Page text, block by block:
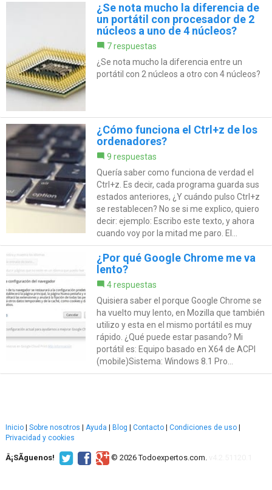
¿Se nota mucho la diferencia de
un portátil con procesador de 2
núcleos a uno de 4 núcleos?
7 respuestas
¿Se nota mucho la diferencia entre un
portátil con 2 núcleos a otro con 4 núcleos?
¿Cómo funciona el Ctrl+z de los
ordenadores?
9 respuestas
Quería saber como funciona de verdad el
Ctrl+z. Es decir, cada programa guarda sus
estados anteriores, ¿Y cuándo pulso Ctrl+z
se restablecen? No se si me explico, quiero
decir: ejemplo: Escribo este texto, y ahora
cuando voy por la mitad me paro. El...
¿Por qué Google Chrome me va
lento?
4 respuestas
Quisiera saber el porque Google Chrome se
ha vuelto muy lento, en Mozilla que también
utilizo y esta en el mismo portátil es muy
rápido. ¿Qué puede estar pasando? Mi
portátil es: Equipo basado en X64 de ACPI
(mobile)Sistema: Windows 8.1 Pro...
Inicio | Sobre nosotros | Ayuda | Blog | Contacto | Condiciones de uso |
Privacidad y cookies
Â¡SÃ­guenos! © 2026 Todoexpertos.com.